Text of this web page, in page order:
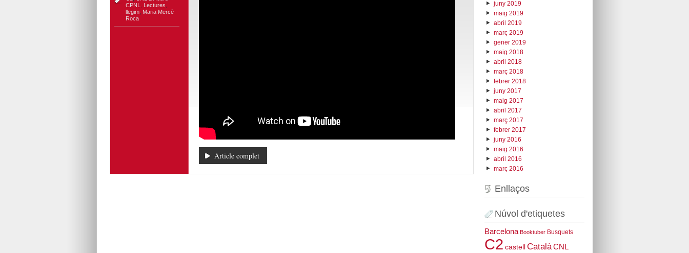
CPNL
Lectures
llegim, Maria Mercè
Roca
Article complet
juny 2019
maig 2019
abril 2019
març 2019
gener 2019
maig 2018
abril 2018
març 2018
febrer 2018
juny 2017
maig 2017
abril 2017
març 2017
febrer 2017
juny 2016
maig 2016
abril 2016
març 2016
Enllaços
Núvol d'etiquetes
Barcelona Booktuber Busquets
C2 castell Català CNL